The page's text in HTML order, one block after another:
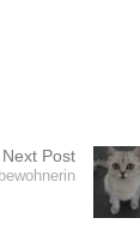
Next Post